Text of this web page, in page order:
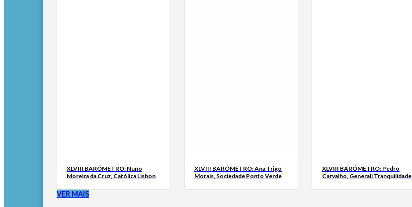
XLVIII BARÓMETRO: Nuno
Moreira da Cruz, Católica Lisbon
XLVIII BARÓMETRO: Ana Trigo
Morais, Sociedade Ponto Verde
XLVIII BARÓMETRO: Pedro
Carvalho, Generali Tranquilidade
VER MAIS